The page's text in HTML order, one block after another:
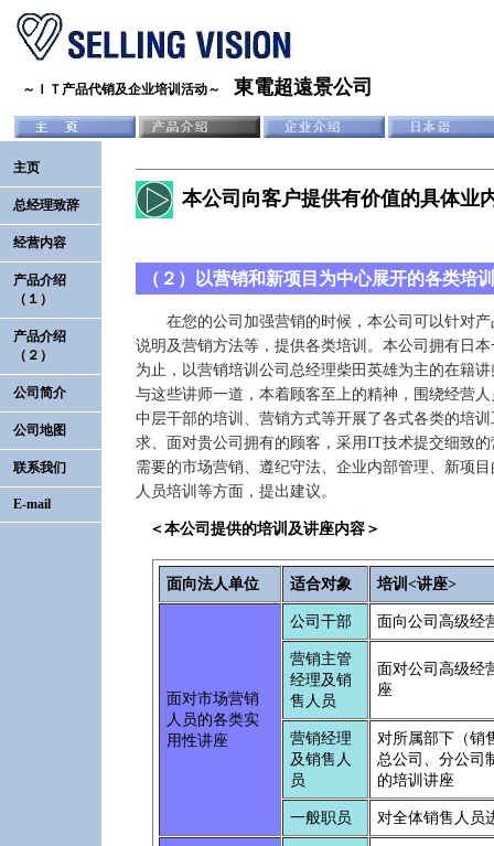
～ＩＴ产品代销及企业培训活动～ 東電超遠景公司
主页
总经理致辞
经营内容
产品介绍
（１）
产品介绍
（２）
公司简介
公司地图
联系我们
E-mail
本公司向客户提供有价值的具体业
（２）以营销和新项目为中心展开的各类培
在您的公司加强营销的时候，本公司可以针对产
说明及营销方法等，提供各类培训。本公司拥有日
为止，以营销培训公司总经理柴田英雄为主的在籍
与这些讲师一道，本着顾客至上的精神，围绕经营
中层干部的培训、营销方式等开展了各式各类的培
求、面对贵公司拥有的顾客，采用IT技术提交细致
需要的市场营销、遵纪守法、企业内部管理、新项
人员培训等方面，提出建议。
＜本公司提供的培训及讲座内容＞
面向法人单位 适合对象 培训<讲座>
面对市场营销
人员的各类实
用性讲座
公司干部 面向公司高级经
营销主管
经理及销
售人员
面对公司高级经
座
营销经理
及销售人
员
对所属部下（销
总公司、分公司
的培训讲座
一般职员 对全体销售人员